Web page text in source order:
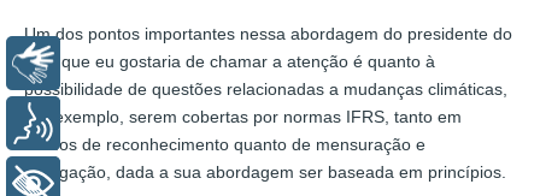
Um dos pontos importantes nessa abordagem do presidente do
Iasb que eu gostaria de chamar a atenção é quanto à
possibilidade de questões relacionadas a mudanças climáticas,
por exemplo, serem cobertas por normas IFRS, tanto em
termos de reconhecimento quanto de mensuração e
divulgação, dada a sua abordagem ser baseada em princípios.
Libras
Voz
+ Acessibilidade